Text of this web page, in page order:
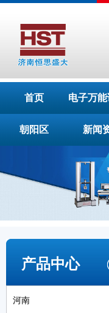
首页 电子万
朝阳区 新闻
产品中心
河南